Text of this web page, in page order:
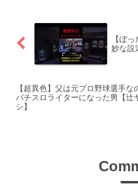
【ぼ
妙な設
【超異色】父は元プロ野球選手な
パチスロライターになった男【辻
シ】